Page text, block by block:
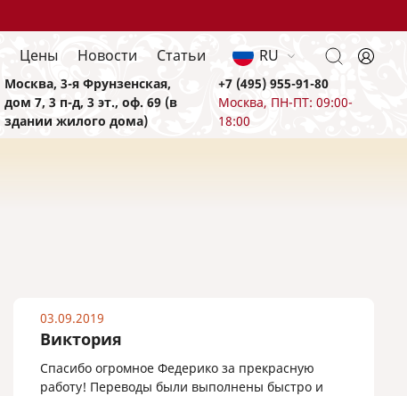
Цены Новости Статьи RU
Москва, 3-я Фрунзенская,
дом 7, 3 п-д, 3 эт., оф. 69 (в
здании жилого дома)
+7 (495) 955-91-80
Москва, ПН-ПТ: 09:00-
18:00
03.09.2019
Виктория
Спасибо огромное Федерико за прекрасную
работу! Переводы были выполнены быстро и